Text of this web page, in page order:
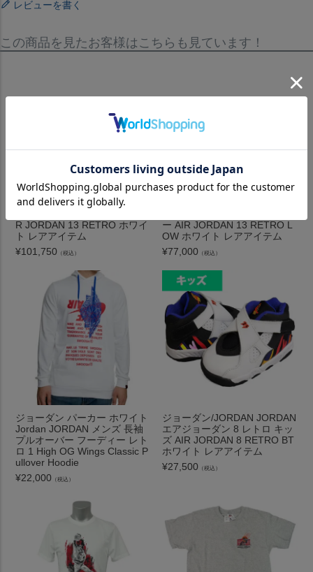
レビューを書く
この商品を見たお客様はこちらも見ています！
R JORDAN 13 RETRO ホワイ
ト レアアイテム
¥101,750 （税込）
ー AIR JORDAN 13 RETRO L
OW ホワイト レアアイテム
¥77,000 （税込）
ジョーダン パーカー ホワイト
Jordan JORDAN メンズ 長袖
プルオーバー フーディー レト
ロ 1 High OG Wings Classic P
ullover Hoodie
¥22,000 （税込）
ジョーダン/JORDAN JORDAN
エアジョーダン 8 レトロ キッ
ズ AIR JORDAN 8 RETRO BT
ホワイト レアアイテム
¥27,500 （税込）